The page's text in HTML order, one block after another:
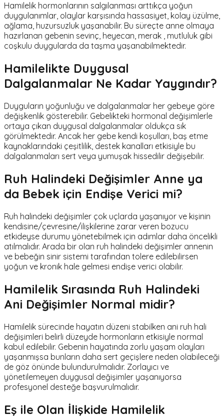
Hamilelik hormonlarının salgılanması arttıkça yoğun
duygulanımlar, olaylar karşısında hassasiyet, kolay üzülme,
ağlama, huzursuzluk yaşanabilir. Bu süreçte anne olmaya
hazırlanan gebenin sevinç, heyecan, merak , mutluluk gibi
coşkulu duygularda da taşma yaşanabilmektedir.
Hamilelikte Duygusal
Dalgalanmalar Ne Kadar Yaygındır?
Duyguların yoğunluğu ve dalgalanmalar her gebeye göre
değişkenlik gösterebilir. Gebelikteki hormonal değişimlerle
ortaya çıkan duygusal dalgalanmalar oldukça sık
görülmektedir. Ancak her gebe kendi koşulları, baş etme
kaynaklarındaki çeşitlilik, destek kanalları etkisiyle bu
dalgalanmaları sert veya yumuşak hissedilir değişebilir.
Ruh Halindeki Değişimler Anne ya
da Bebek için Endişe Verici mi?
Ruh halindeki değişimler çok uçlarda yaşanıyor ve kişinin
kendisine/çevresine/ilişkilerine zarar veren bozucu
etkideyse durumu yönetebilmek için adımlar daha öncelikli
atılmalıdır. Arada bir olan ruh halindeki değişimler annenin
ve bebeğin sinir sistemi tarafından tolere edilebilirsen
yoğun ve kronik hale gelmesi endişe verici olabilir.
Hamilelik Sırasında Ruh Halindeki
Ani Değişimler Normal midir?
Hamilelik sürecinde hayatın düzeni stabilken ani ruh hali
değişimleri belirli düzeyde hormonların etkisiyle normal
kabul edilebilir. Gebenin hayatında zorlu yaşam olayları
yaşanmışsa bunların daha sert geçişlere neden olabileceği
de göz önünde bulundurulmalıdır. Zorlayıcı ve
yönetilemeyen duygusal değişimler yaşanıyorsa
profesyonel desteğe başvurulmalıdır.
Eş ile Olan İlişkide Hamilelik